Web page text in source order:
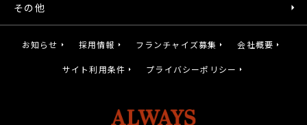
その他
お知らせ 採用情報 フランチャイズ募集 会社概要
サイト利用条件 プライバシーポリシー